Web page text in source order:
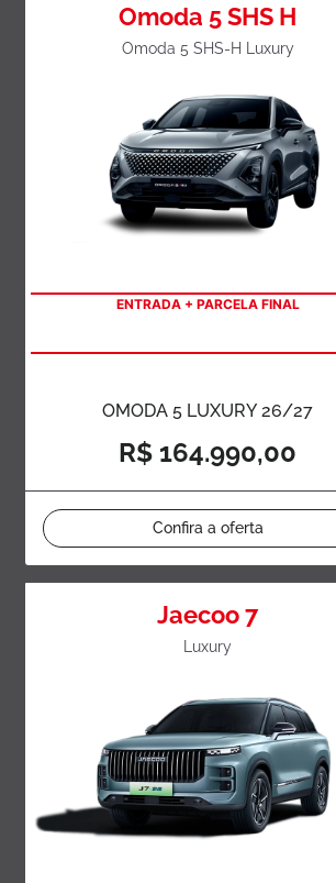
Omoda 5 SHS H
Omoda 5 SHS-H Luxury
ENTRADA + PARCELA FINAL
OMODA 5 LUXURY 26/27
R$ 164.990,00
Confira a oferta
Jaecoo 7
Luxury